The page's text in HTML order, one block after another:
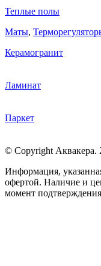
Теплые полы
Маты,
Керамогранит
Ламинат
Паркет
© Copyright Аквакера.
Информация,
офертой. Наличие и
момент подтверждения